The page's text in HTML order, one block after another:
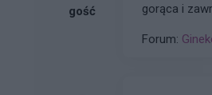
gość
gorąca i zawroty
Forum: